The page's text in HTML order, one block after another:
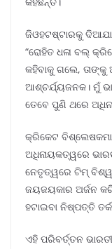
ଜିଓହଟଷ୍ଟାରକୁ
“ରୋହିତ ଧଳା ବଲ୍
କହିବାକୁ ଗଲେ, ତାଙ୍କୁ
ଆଶ୍ଚର୍ଯ୍ୟଜନକ। ମୁଁ
ତେବେ ପୁଣି ଥରେ
କ୍ରିକେଟ
ଅଧିନାୟକତ୍ୱରେ
ନେତୃତ୍ୱରେ ଟିମ୍
ଜୟଜୟକାର ଅର୍ଜନ
ହଟାଇବା ନିଷ୍ପତ୍ତି
ଏହି ପରିବର୍ତ୍ତନ